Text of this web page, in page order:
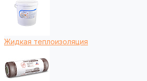
Жидкая теплоизоляция